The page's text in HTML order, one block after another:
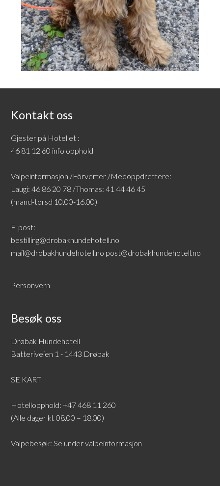
Kontakt oss
Gjester på Hotellet :
46 81 12 60 info opphold
Valpeinformasjon /Fôrverter /Medoppdrettere:
Laugi: 46 86 20 78 /Thomas: 41 44 46 45
(mand-torsd 10.00-16.00)
E-post:
bestilling@drobakhundehotell.no
mail@drobakhundehotell.no post@drobakhundehotell.no
Personvern
Besøk oss
Drøbak Hundehotell
Batteriveien 1 - 1443 Drøbak
SE KART
Hotellopphold: +47 468 11 260
(Alle dager kl. 08.00 – 18.00)
Valpebesøk: Se undervalpeinformasjon